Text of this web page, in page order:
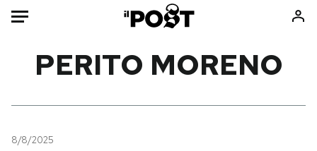
Mondo
PERITO MORENO
8/8/2025